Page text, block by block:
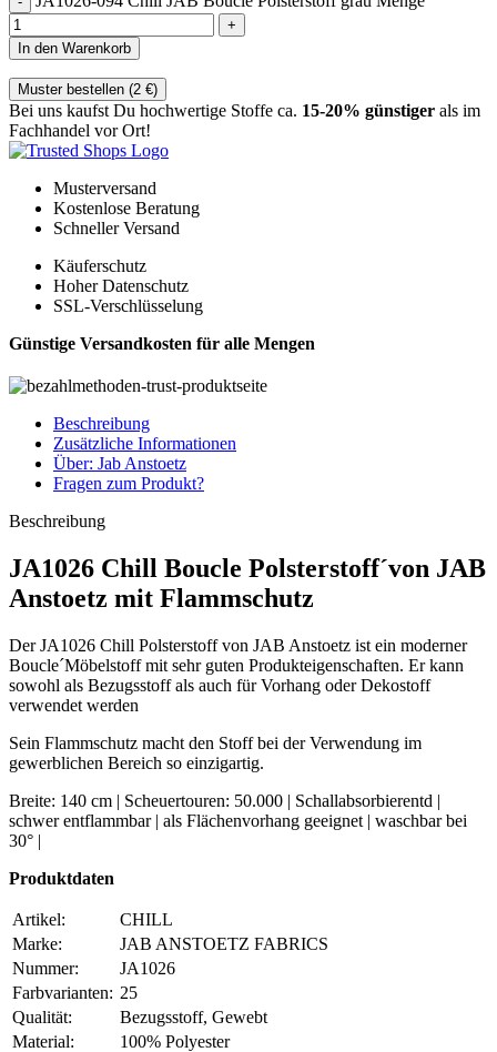
In den Warenkorb
Muster bestellen (2 €)
Bei uns kaufst Du hochwertige Stoffe ca. 15-20% günstiger als im
Fachhandel vor Ort!
Musterversand
Kostenlose Beratung
Schneller Versand
Käuferschutz
Hoher Datenschutz
SSL-Verschlüsselung
Günstige Versandkosten für alle Mengen
Beschreibung
Zusätzliche Informationen
Über: Jab Anstoetz
Fragen zum Produkt?
Beschreibung
JA1026 Chill Boucle Polsterstoff´von JAB
Anstoetz mit Flammschutz
Der JA1026 Chill Polsterstoff von JAB Anstoetz ist ein moderner
Boucle´Möbelstoff mit sehr guten Produkteigenschaften. Er kann
sowohl als Bezugsstoff als auch für Vorhang oder Dekostoff
verwendet werden
Sein Flammschutz macht den Stoff bei der Verwendung im
gewerblichen Bereich so einzigartig.
Breite: 140 cm | Scheuertouren: 50.000 | Schallabsorbierentd |
schwer entflammbar | als Flächenvorhang geeignet | waschbar bei
30° |
Produktdaten
Artikel:
CHILL
Marke:
JAB ANSTOETZ FABRICS
Nummer:
JA1026
Farbvarianten: 25
Qualität:
Bezugsstoff, Gewebt
Material:
100% Polyester